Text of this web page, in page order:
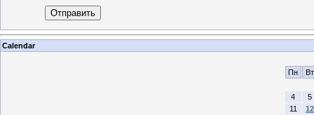
Отправить
Calendar
Пн Вт
4
5
11
12